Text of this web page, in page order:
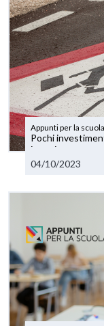
Pochi
istruzione
sull’educazione.
04/10/2023